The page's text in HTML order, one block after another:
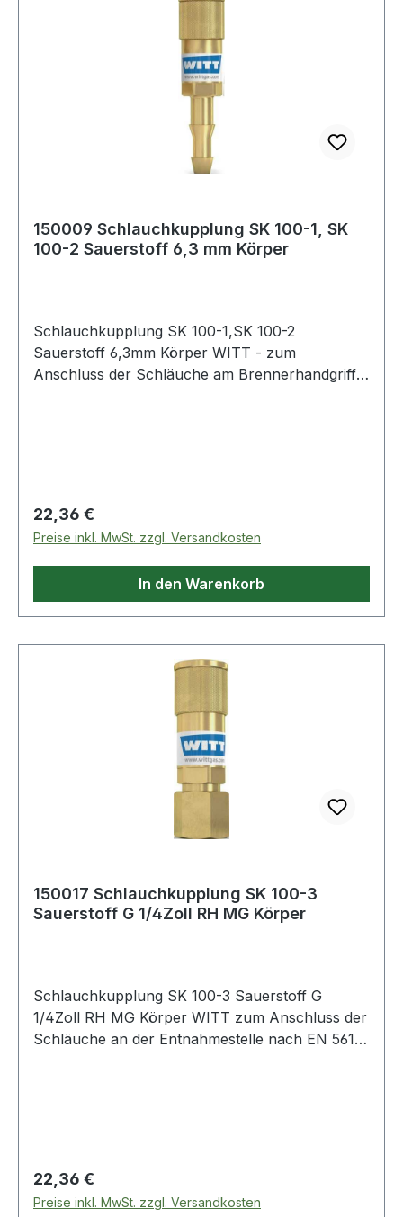
150009 Schlauchkupplung SK 100-1, SK
100-2 Sauerstoff 6,3 mm Körper
Schlauchkupplung SK 100-1,SK 100-2
Sauerstoff 6,3mm Körper WITT - zum
Anschluss der Schläuche am Brennerhandgriff ·
Regulärer Preis:
22,36 €
Preise inkl. MwSt. zzgl. Versandkosten
In den Warenkorb
150017 Schlauchkupplung SK 100-3
Sauerstoff G 1/4Zoll RH MG Körper
Schlauchkupplung SK 100-3 Sauerstoff G
1/4Zoll RH MG Körper WITT zum Anschluss der
Schläuche an der Entnahmestelle nach EN 561 -
Regulärer Preis:
22,36 €
Preise inkl. MwSt. zzgl. Versandkosten